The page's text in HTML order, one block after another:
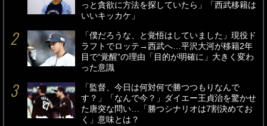
っと貪欲に方法を探していたら」「西武移籍は
いいキッカケ」
「僕だろうな、と覚悟はしていました」現役ド
ラフトでロッテ→西武へ…平沢大河が移籍2年
目で“覚醒”の理由「目的が明確に」大きく変わ
った意識
「監督、今日は何対何で勝つつもりなんで
す？」「なんで今？」ダイエー王貞治を驚かせ
た唐突な問い…「勝つシナリオは7割決めてお
く」意味とは？